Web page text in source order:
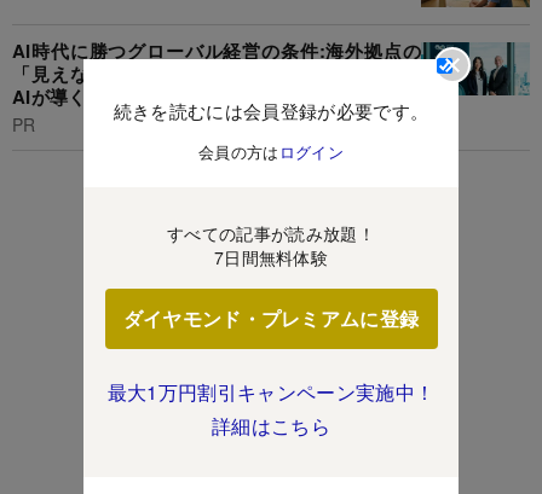
続きを読むには会員登録が必要です。
会員の方は ログイン
すべての記事が読み放題！
7日間無料体験
ダイヤモンド・プレミアムに登録
最大1万円割引キャンペーン実施中！
詳細はこちら
AI時代に勝つグローバル経営の条件:海外拠点の
「見えない経営」からの脱却。「二層ERP」と
AIが導く、リアルタイム·データ統合戦略とは
PR